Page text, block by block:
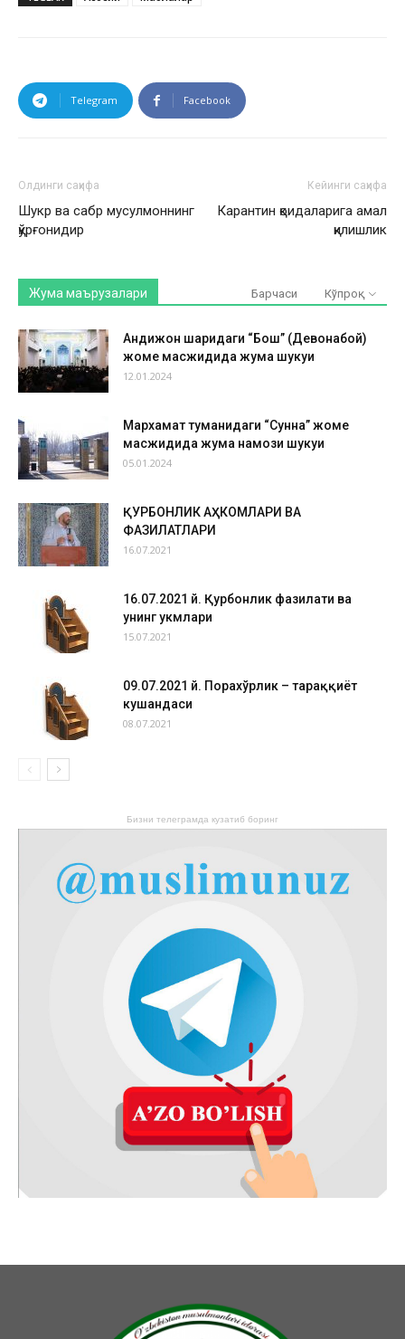
Telegram Facebook
Олдинги саҳифа
Шукр ва сабр мусулмоннинг
қўрғонидир
Кейинги саҳифа
Карантин қоидаларига амал
қилишлик
Жума маърузалари Барчаси Кўпроқ
Андижон шаҳридаги “Бош” (Девонабой)
жоме масжидида жума шукуҳи
12.01.2024
Мархамат туманидаги “Сунна” жоме
масжидида жума намози шукуҳи
05.01.2024
ҚУРБОНЛИК АҲКОМЛАРИ ВА
ФАЗИЛАТЛАРИ
16.07.2021
16.07.2021 й. Қурбонлик фазилати ва
унинг ҳукмлари
15.07.2021
09.07.2021 й. Порахўрлик – тараққиёт
кушандаси
08.07.2021
Бизни телеграмда кузатиб боринг